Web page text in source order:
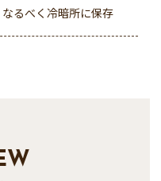
るべく冷暗所に保存